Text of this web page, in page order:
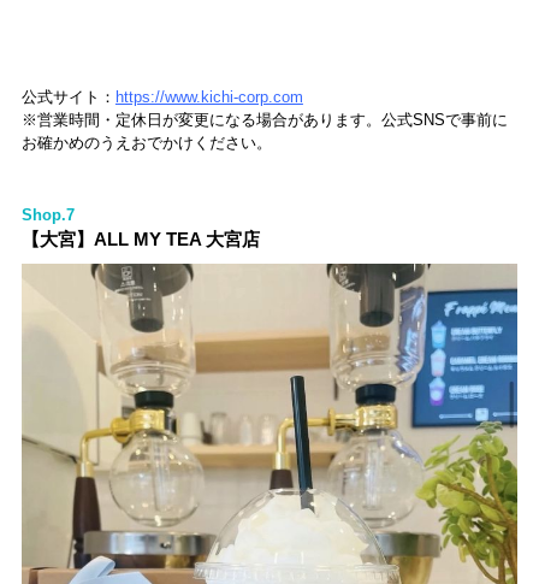
公式サイト： https://www.kichi-corp.com
※営業時間・定休日が変更になる場合があります。公式SNSで事前に
お確かめのうえおでかけください。
Shop.7
【大宮】ALL MY TEA 大宮店